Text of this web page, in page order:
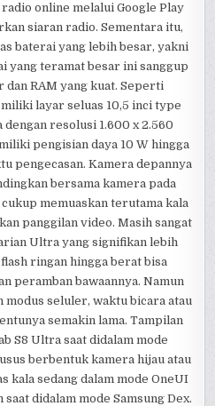
online melalui Google Play
siaran radio. Sementara itu,
baterai yang lebih besar, yakni
yang teramat besar ini sanggup
RAM yang kuat. Seperti
miliki layar seluas 10,5 inci type
resolusi 1.600 x 2.560
pengisian daya 10 W hingga
pengecasan. Kamera depannya
bersama kamera pada
memuaskan terutama kala
panggilan video. Masih sangat
Ultra yang signifikan lebih
ringan hingga berat bisa
peramban bawaannya. Namun
modus seluler, waktu bicara atau
semakin lama. Tampilan
S8 Ultra saat didalam mode
berbentuk kamera hijau atau
kala sedang dalam mode OneUI
saat didalam mode Samsung Dex.